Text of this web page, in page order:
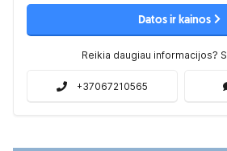
Datos ir kainos
Reikia daugiau informacijos?
+37067210565